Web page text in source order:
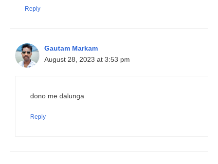
Reply
Gautam Markam
August 28, 2023 at 3:53 pm
dono me dalunga
Reply